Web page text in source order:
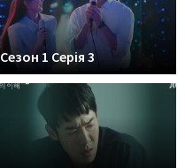
Сезон 1 Серія 3